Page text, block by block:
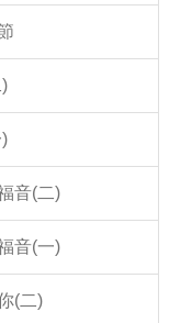
音(二)
音(一)
(二)